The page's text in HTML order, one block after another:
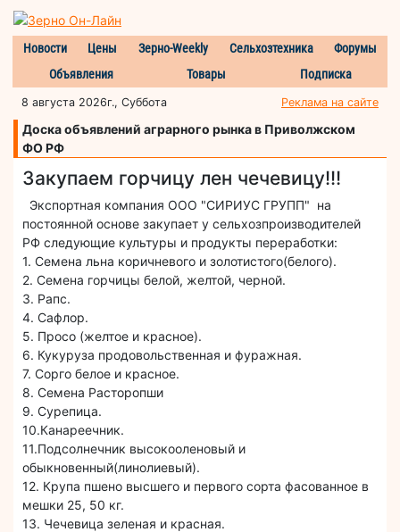
Новости Цены Зерно-Weekly Сельхозтехника
Форумы
Объявления
Товары Подписка
8 августа 2026г., Суббота Реклама на сайте
Доска объявлений аграрного рынка в Приволжском
ФО РФ
Закупаем горчицу лен чечевицу!!!
Экспортная компания ООО "СИРИУС ГРУПП" на
постоянной основе закупает у сельхозпроизводителей
РФ следующие культуры и продукты переработки:
1. Семена льна коричневого и золотистого(белого).
2. Семена горчицы белой, желтой, черной.
3. Рапс.
4. Сафлор.
5. Просо (желтое и красное).
6. Кукуруза продовольственная и фуражная.
7. Сорго белое и красное.
8. Семена Расторопши
9. Сурепица.
10.Канареечник.
11.Подсолнечник высокооленовый и
обыкновенный(линолиевый).
12. Крупа пшено высшего и первого сорта фасованное в
мешки 25, 50 кг.
13. Чечевица зеленая и красная.